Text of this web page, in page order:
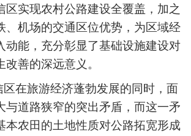
区实现农村公路建设全覆盖，加之
、机场的交通区位优势，为区域经
动能，充分彰显了基础设施建设对
善的深远意义。
区在旅游经济蓬勃发展的同时，面
与道路狭窄的突出矛盾，而这一矛
本农田的土地性质对公路拓宽形成